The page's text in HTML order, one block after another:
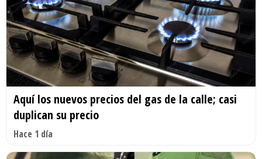
Aquí los nuevos precios del gas de la calle; casi
duplican su precio
Hace 1 día